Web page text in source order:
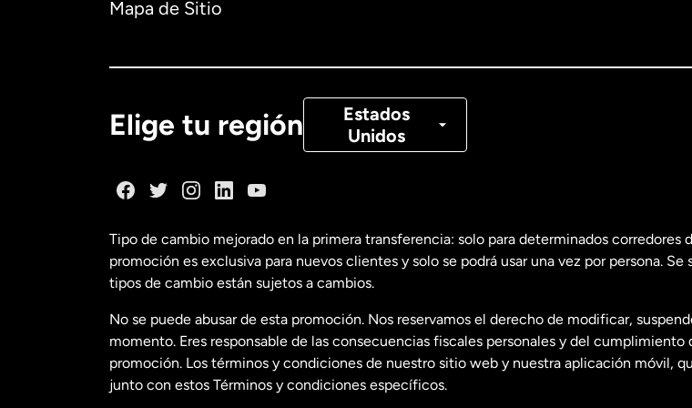
Mapa de Sitio
Elige tu región
Estados
Unidos
Canadá Français
Estados Unidos English
Estados Unidos Español
Francia
Tipo de cambio mejorado en la primera transferencia: solo para determinados corredores
promoción es exclusiva para nuevos clientes y solo se podrá usar una vez por persona.
tipos de cambio están sujetos a cambios.
No se puede abusar de esta promoción. Nos reservamos el derecho de modificar,
momento. Eres responsable de las consecuencias fiscales personales y del
promoción. Los términos y condiciones de nuestro sitio web y nuestra aplicación móvil,
junto con estos Términos y condiciones específicos.